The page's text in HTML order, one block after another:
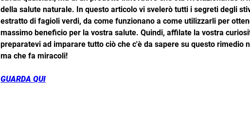
della salute naturale. In questo articolo vi svelerò tutti i segreti degli
estratto di fagioli verdi, da come funzionano a come utilizzarli per
massimo beneficio per la vostra salute. Quindi, affilate la vostra
preparatevi ad imparare tutto ciò che c'è da sapere su questo rimedio
ma che fa miracoli!
GUARDA QUI